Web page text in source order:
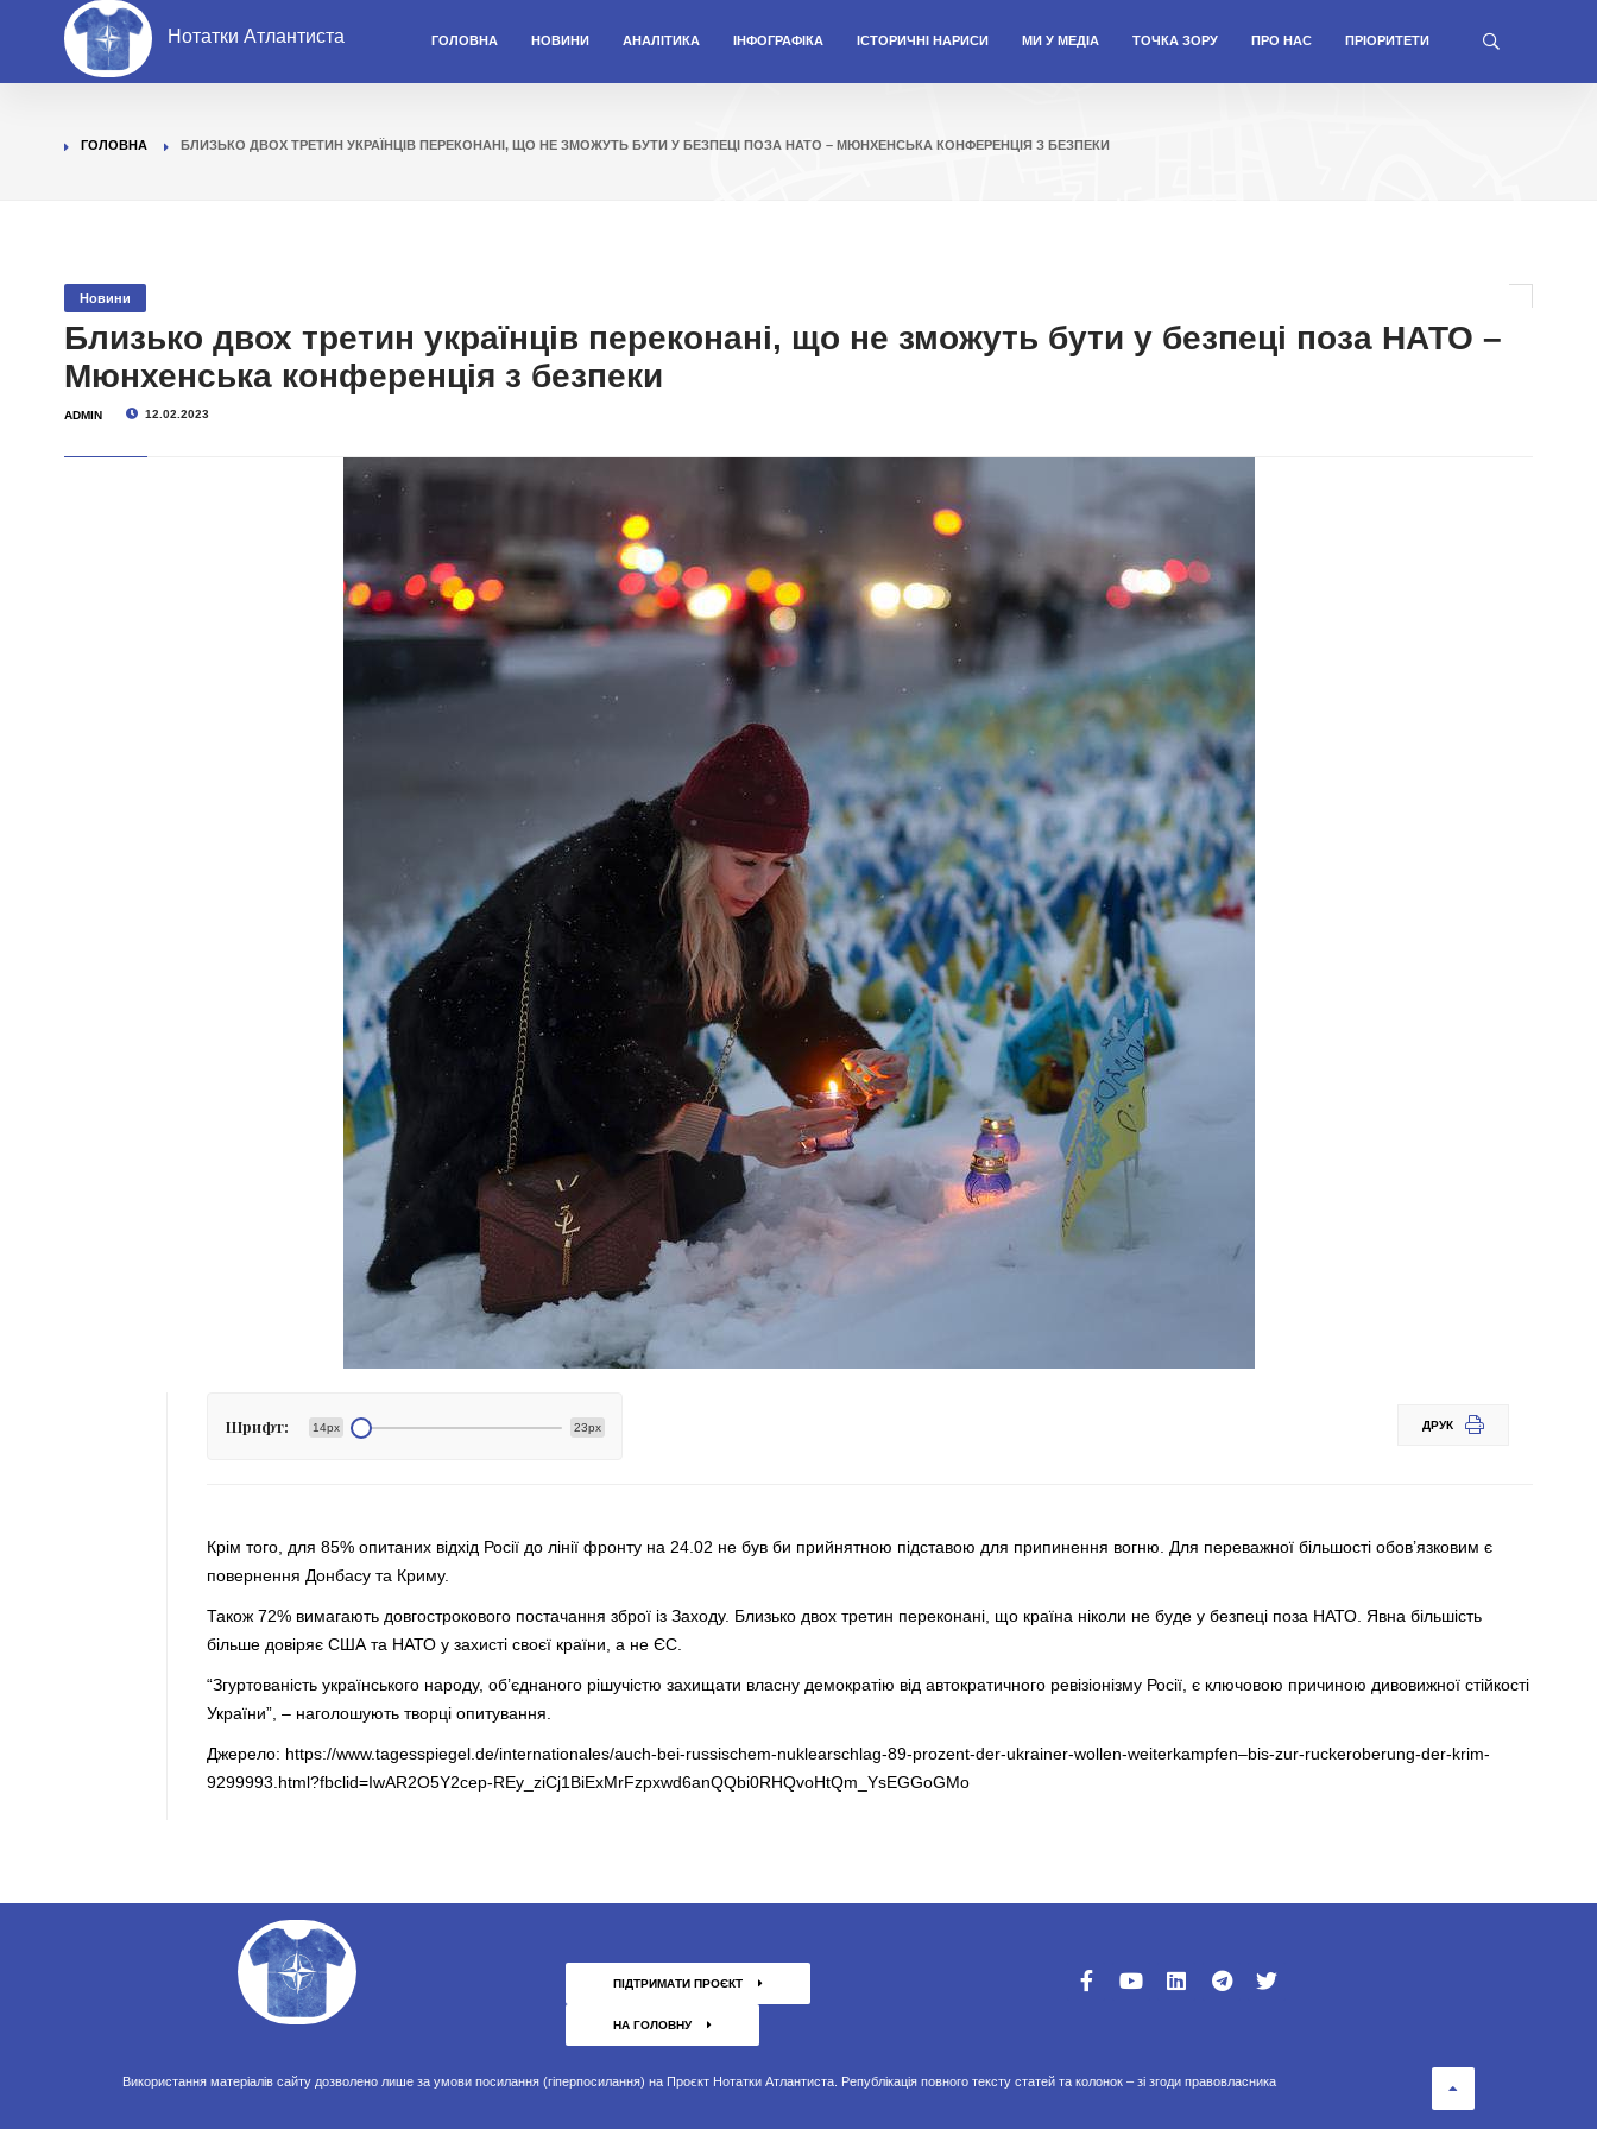
Нотатки Атлантиста ГОЛОВНА НОВИНИ АНАЛІТИКА ІНФОГРАФІКА ІСТОРИЧНІ НАРИСИ МИ У МЕДІА ТОЧКА ЗОРУ ПРО НАС ПРІОРИТЕТИ
ГОЛОВНА БЛИЗЬКО ДВОХ ТРЕТИН УКРАЇНЦІВ ПЕРЕКОНАНІ, ЩО НЕ ЗМОЖУТЬ БУТИ У БЕЗПЕЦІ ПОЗА НАТО – МЮНХЕНСЬКА КОНФЕРЕНЦІЯ З БЕЗПЕКИ
Новини
Близько двох третин українців переконані, що не зможуть бути у безпеці поза НАТО –
Мюнхенська конференція з безпеки
ADMIN 12.02.2023
Шрифт: 14px 23px ДРУК
Крім того, для 85% опитаних відхід Росії до лінії фронту на 24.02 не був би прийнятною підставою для припинення вогню. Для переважної більшості обов’язковим є
повернення Донбасу та Криму.
Також 72% вимагають довгострокового постачання зброї із Заходу. Близько двох третин переконані, що країна ніколи не буде у безпеці поза НАТО. Явна більшість
більше довіряє США та НАТО у захисті своєї країни, а не ЄС.
“Згуртованість українського народу, об’єднаного рішучістю захищати власну демократію від автократичного ревізіонізму Росії, є ключовою причиною дивовижної стійкості
України”, – наголошують творці опитування.
Джерело: https://www.tagesspiegel.de/internationales/auch-bei-russischem-nuklearschlag-89-prozent-der-ukrainer-wollen-weiterkampfen–bis-zur-ruckeroberung-der-krim-
9299993.html?fbclid=IwAR2O5Y2cep-REy_ziCj1BiExMrFzpxwd6anQQbi0RHQvoHtQm_YsEGGoGMo
ПІДТРИМАТИ ПРОЄКТ
НА ГОЛОВНУ
Використання матеріалів сайту дозволено лише за умови посилання (гіперпосилання) на Проєкт Нотатки Атлантиста. Републікація повного тексту статей та колонок – зі згоди правовласника